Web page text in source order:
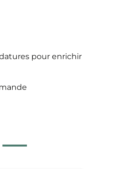
pour enrichir